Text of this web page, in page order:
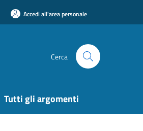
Accedi all'area personale
Cerca
Tutti gli argomenti